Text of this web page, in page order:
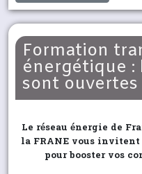
Formation
énergétique :
sont ouvertes
Le réseau énergie de
la FRANE vous invitent
pour booster vos